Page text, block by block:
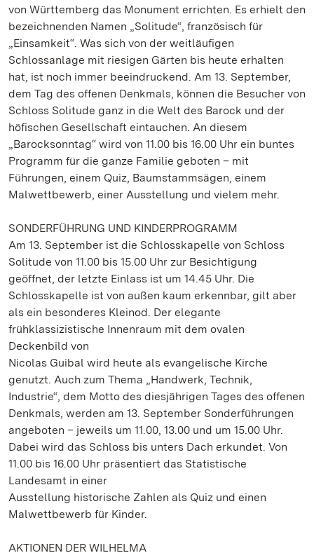
von Württemberg das Monument errichten. Es erhielt den
bezeichnenden Namen „Solitude“, französisch für
„Einsamkeit“. Was sich von der weitläufigen
Schlossanlage mit riesigen Gärten bis heute erhalten
hat, ist noch immer beeindruckend. Am 13. September,
dem Tag des offenen Denkmals, können die Besucher von
Schloss Solitude ganz in die Welt des Barock und der
höfischen Gesellschaft eintauchen. An diesem
„Barocksonntag“ wird von 11.00 bis 16.00 Uhr ein buntes
Programm für die ganze Familie geboten – mit
Führungen, einem Quiz, Baumstammsägen, einem
Malwettbewerb, einer Ausstellung und vielem mehr.
SONDERFÜHRUNG UND KINDERPROGRAMM
Am 13. September ist die Schlosskapelle von Schloss
Solitude von 11.00 bis 15.00 Uhr zur Besichtigung
geöffnet, der letzte Einlass ist um 14.45 Uhr. Die
Schlosskapelle ist von außen kaum erkennbar, gilt aber
als ein besonderes Kleinod. Der elegante
frühklassizistische Innenraum mit dem ovalen
Deckenbild von
Nicolas Guibal wird heute als evangelische Kirche
genutzt. Auch zum Thema „Handwerk, Technik,
Industrie“, dem Motto des diesjährigen Tages des offenen
Denkmals, werden am 13. September Sonderführungen
angeboten – jeweils um 11.00, 13.00 und um 15.00 Uhr.
Dabei wird das Schloss bis unters Dach erkundet. Von
11.00 bis 16.00 Uhr präsentiert das Statistische
Landesamt in einer
Ausstellung historische Zahlen als Quiz und einen
Malwettbewerb für Kinder.
AKTIONEN DER WILHELMA